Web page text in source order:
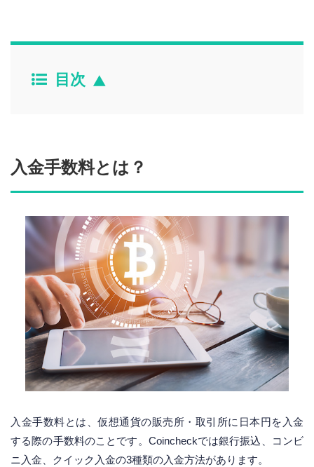
目次
入金手数料とは？
入金手数料とは、仮想通貨の販売所・取引所に日本円を入金
する際の手数料のことです。Coincheckでは銀行振込、コンビ
ニ入金、クイック入金の3種類の入金方法があります。